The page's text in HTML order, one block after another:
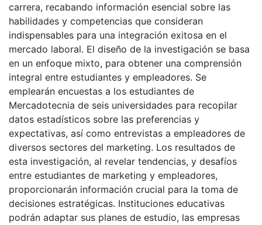
carrera, recabando información esencial sobre las
habilidades y competencias que consideran
indispensables para una integración exitosa en el
mercado laboral. El diseño de la investigación se basa
en un enfoque mixto, para obtener una comprensión
integral entre estudiantes y empleadores. Se
emplearán encuestas a los estudiantes de
Mercadotecnia de seis universidades para recopilar
datos estadísticos sobre las preferencias y
expectativas, así como entrevistas a empleadores de
diversos sectores del marketing. Los resultados de
esta investigación, al revelar tendencias, y desafíos
entre estudiantes de marketing y empleadores,
proporcionarán información crucial para la toma de
decisiones estratégicas. Instituciones educativas
podrán adaptar sus planes de estudio, las empresas